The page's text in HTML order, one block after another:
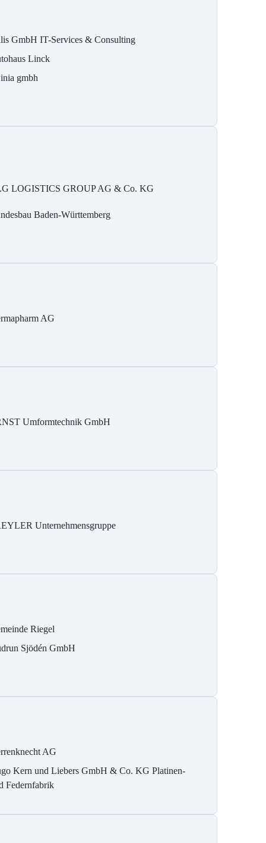
GmbH IT-Services & Consulting
Linck
gmbh
LOGISTICS GROUP AG & Co. KG
Baden-Württemberg
AG
Umformtechnik GmbH
Unternehmensgruppe
Riegel
Sjödén GmbH
AG
Kern und Liebers GmbH & Co. KG Platinen-
Federnfabrik